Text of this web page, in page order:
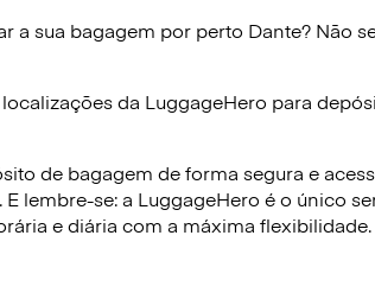
a sua bagagem por perto Dante? Não
da LuggageHero para
de bagagem de forma segura e
. E lembre-se: a LuggageHero é o único
e diária com a máxima flexibilidade.